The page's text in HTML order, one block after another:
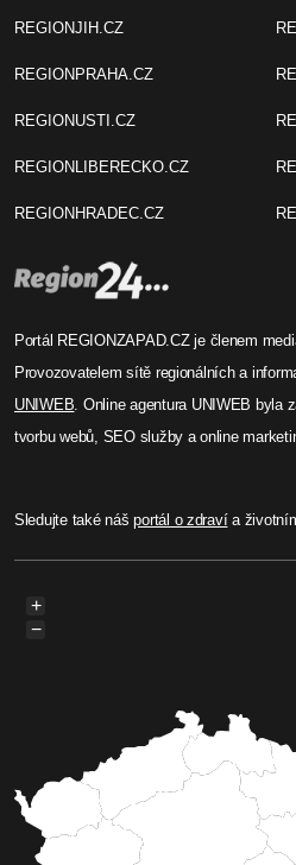
REGIONJIH.CZ
REGIONPRAHA.CZ
REGIONUSTI.CZ
REGIONLIBERECKO.CZ
REGIONHRADEC.CZ
Portál REGIONZAPAD.CZ je členem
Provozovatelem sítě regionálních a
UNIWEB. Online agentura UNIWEB byla
tvorbu webů, SEO služby a online
Sledujte také nášportál o zdravía
+
−